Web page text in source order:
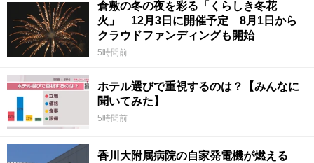
倉敷の冬の夜を彩る「くらしき冬花
火」 12月3日に開催予定 8月1日から
クラウドファンディングも開始
5時間前
ホテル選びで重視するのは？【みんなに
聞いてみた】
5時間前
香川大附属病院の自家発電機が燃える